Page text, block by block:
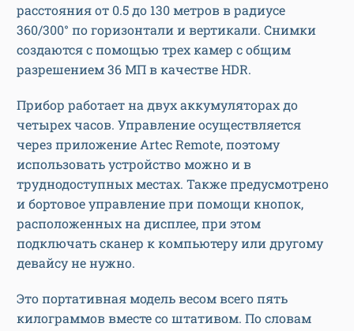
расстояния от 0.5 до 130 метров в радиусе
360/300° по горизонтали и вертикали. Снимки
создаются с помощью трех камер с общим
разрешением 36 МП в качестве HDR.
Прибор работает на двух аккумуляторах до
четырех часов. Управление осуществляется
через приложение Artec Remote, поэтому
использовать устройство можно и в
труднодоступных местах. Также предусмотрено
и бортовое управление при помощи кнопок,
расположенных на дисплее, при этом
подключать сканер к компьютеру или другому
девайсу не нужно.
Это портативная модель весом всего пять
килограммов вместе со штативом. По словам